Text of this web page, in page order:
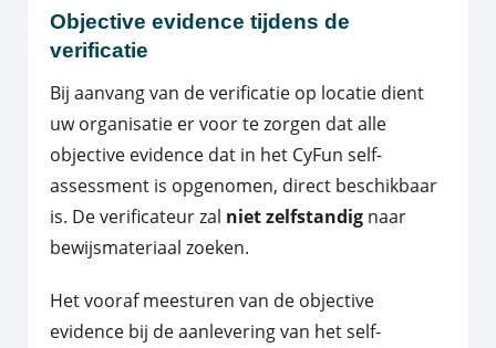
Objective evidence tijdens de
verificatie
Bij aanvang van de verificatie op locatie dient
uw organisatie er voor te zorgen dat alle
objective evidence dat in het CyFun self-
assessment is opgenomen, direct beschikbaar
is. De verificateur zal niet zelfstandig naar
bewijsmateriaal zoeken.
Het vooraf meesturen van de objective
evidence bij de aanlevering van het self-